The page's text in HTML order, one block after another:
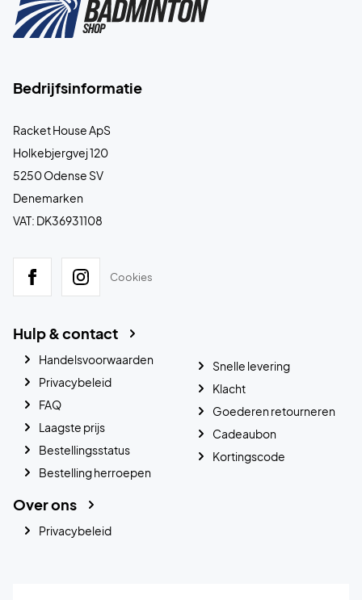
Bedrijfsinformatie
Racket House ApS
Holkebjergvej 120
5250 Odense SV
Denemarken
VAT: DK36931108
Cookies
Hulp & contact
Handelsvoorwaarden
Privacybeleid
FAQ
Laagste prijs
Bestellingsstatus
Bestelling herroepen
Snelle levering
Klacht
Goederen retourneren
Cadeaubon
Kortingscode
Over ons
Privacybeleid